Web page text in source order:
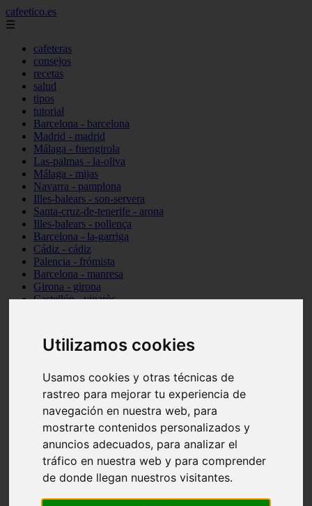
Utilizamos cookies
Usamos cookies y otras técnicas de
rastreo para mejorar tu experiencia de
navegación en nuestra web, para
mostrarte contenidos personalizados y
anuncios adecuados, para analizar el
tráfico en nuestra web y para comprender
de donde llegan nuestros visitantes.
cafeetico.es
☰
cafeteras
consejos
recetas
salud
tipos
tutorial
Barcelona - barcelona
Madrid - madrid
Málaga - fuengirola
Las-palmas - la-oliva
Málaga - mijas
Navarra - pamplona
Illes-balears - son-servera
Santa-cruz-de-tenerife - arona
Illes-balears - pollença
Barcelona - la-garriga
Cádiz - cádiz
Palencia - frómista
Barcelona - manresa
Girona - girona
Castellón - vinaròs
Málaga - nerja
Girona - blanes
Málaga - marbella
Asturias - gijón
Girona - figueres
Alicante - santa-pola
Almería - roquetas-de-mar
Girona - tossa-de-mar
Barcelona - sant-cugat-del-vallès
Alicante - l39alfàs-del-pi
Barcelona - vilanova-i-la-geltrú